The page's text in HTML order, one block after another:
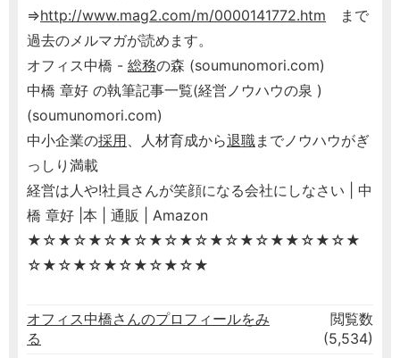
⇒http://www.mag2.com/m/0000141772.htm まで
過去のメルマガが読めます。
オフィス中橋 - 総務の森 (soumunomori.com)
中橋 章好 の執筆記事一覧(経営ノウハウの泉 )
(soumunomori.com)
中小企業の採用、人材育成から退職までノウハウがぎ
っしり満載
経営は人や!社員さんが笑顔になる会社にしなさい | 中
橋 章好 |本 | 通販 | Amazon
★☆★☆★☆★☆★☆★☆★☆★☆★★☆★☆★
☆★☆★☆★☆★☆★☆★
オフィス中橋さんのプロフィールをみ
る
閲覧数
(5,534)